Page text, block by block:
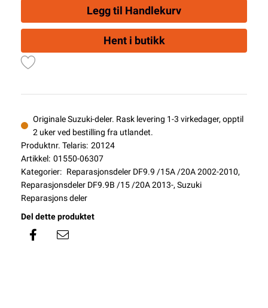
Legg til Handlekurv
Hent i butikk
Originale Suzuki-deler. Rask levering 1-3 virkedager, opptil
2 uker ved bestilling fra utlandet.
Produktnr. Telaris: 20124
Artikkel: 01550-06307
Kategorier: Reparasjonsdeler DF9.9 /15A /20A 2002-2010,
Reparasjonsdeler DF9.9B /15 /20A 2013-, Suzuki
Reparasjons deler
Del dette produktet